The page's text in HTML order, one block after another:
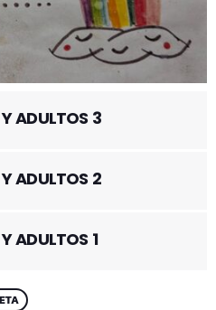
ADULTOS 1
ADULTOS 2
ADULTOS 3